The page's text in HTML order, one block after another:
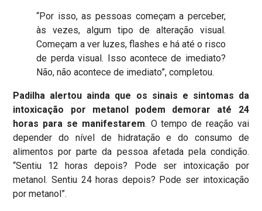
“Por isso, as pessoas começam a perceber,
às vezes, algum tipo de alteração visual.
Começam a ver luzes, flashes e há até o risco
de perda visual. Isso acontece de imediato?
Não, não acontece de imediato”, completou.
Padilha alertou ainda que os sinais e sintomas da
intoxicação por metanol podem demorar até 24
horas para se manifestarem. O tempo de reação vai
depender do nível de hidratação e do consumo de
alimentos por parte da pessoa afetada pela condição.
“Sentiu 12 horas depois? Pode ser intoxicação por
metanol. Sentiu 24 horas depois? Pode ser intoxicação
por metanol”.